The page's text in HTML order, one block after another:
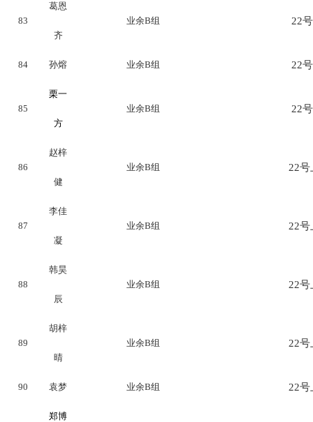
83
葛恩
齐
业余B组 22
84 孙熔 业余B组 22
85
栗一
方
业余B组 22
86
赵梓
健
业余B组 22号
87
李佳
凝
业余B组 22号
88
韩昊
辰
业余B组 22号
89
胡梓
晴
业余B组 22号
90 袁梦 业余B组 22号
郑博